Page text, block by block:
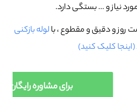
نیاز و … بستگی دارد.
روز و دقیق و مقطوع ،بالوله بازکنی
کلیک کنید)
برای مشاوره رایگان